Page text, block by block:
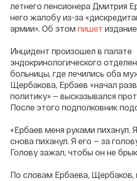
летнего пенсионера Дмитрия
него жалобу из-за
армии». Об этом пишет
Инцидент произошел в палате
эндокринологического
больницы, где лечились оба
Щербакова, Ербаев «начал
политику» — высказывался
После этого подполковник
«Ербаев меня руками пиханул.
снова пиханул. Я его — за
Голову зажал, чтобы он не
По словам Ербаева, Щербаков,